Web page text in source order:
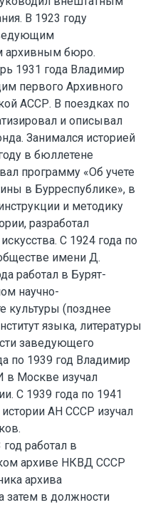
В 1923 году
архивным бюро.
1931 года Владимир
первого Архивного
АССР. В поездках по
и описывал
Занимался историей
в бюллетене
программу «Об учете
в Бурреспублике», в
и методику
разработал
С 1924 года по
имени Д.
работал в Бурят-
научно-
культуры (позднее
языка, литературы
заведующего
по 1939 год Владимир
в Москве изучал
С 1939 года по 1941
АН СССР изучал
работал в
архиве НКВД СССР
архива
в должности